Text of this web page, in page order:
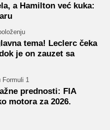
a Hamilton već kuka:
tema! Leclerc čeka
je on zauzet sa
1
prednosti: FIA
motora za 2026.